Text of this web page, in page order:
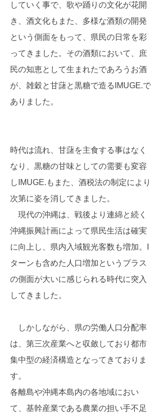
していく事で、歌や踊りの文化が花開
き、酒文化もまた、多様な酒類の開発
という側面をもって、県民の日常を彩
ってきました。その酒類において、庶
民の知恵として生まれたであろうお酒
が、雑穀と甘藷と黒糖で造るIMUGE.で
ありました。
時代は流れ、甘藷を主食する事はなく
なり、黒糖の甘味としての需要も変容
しIMUGE.もまた、酒税法の制定により
次第に姿を消してきました。
現代の沖縄は、戦後より連綿と続く
沖縄振興計画によって県民生活は確実
に向上し、県内入域観光客数も増加。I
ターンも含めた人口増加というプラス
の側面が大いに感じられる時代に突入
してきました。
しかしながら、県の労働人口分配率
は、第三次産業へと収斂しており都市
集中型の経済構造となってきておりま
す。
各離島や沖縄本島内の各地域におい
て、基幹産業である農業の担い手不足